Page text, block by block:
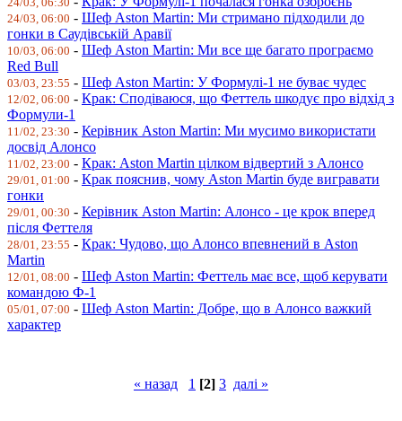
24/03, 06:00 - Шеф Aston Martin: Ми стримано підходили до
гонки в Саудівській Аравії
10/03, 06:00 - Шеф Aston Martin: Ми все ще багато програємо
Red Bull
03/03, 23:55 - Шеф Aston Martin: У Формулі-1 не буває чудес
12/02, 06:00 - Крак: Сподіваюся, що Феттель шкодує про відхід з
Формули-1
11/02, 23:30 - Керівник Aston Martin: Ми мусимо використати
досвід Алонсо
11/02, 23:00 - Крак: Aston Martin цілком відвертий з Алонсо
29/01, 01:00 - Крак пояснив, чому Aston Martin буде вигравати
гонки
29/01, 00:30 - Керівник Aston Martin: Алонсо - це крок вперед
після Феттеля
28/01, 23:55 - Крак: Чудово, що Алонсо впевнений в Aston
Martin
12/01, 08:00 - Шеф Aston Martin: Феттель має все, щоб керувати
командою Ф-1
05/01, 07:00 - Шеф Aston Martin: Добре, що в Алонсо важкий
характер
« назад 1 [2] 3 далі »